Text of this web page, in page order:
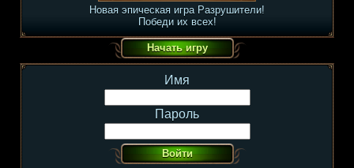
Новая эпическая игра Разрушители!
Победи их всех!
Имя
Пароль